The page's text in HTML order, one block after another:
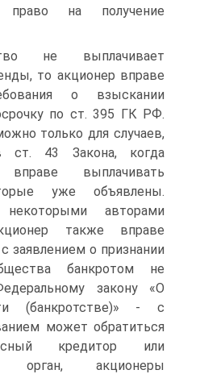
на получение
не выплачивает
то акционер вправе
о взыскании
по ст. 395 ГК РФ.
только для случаев,
ст. 43 Закона, когда
выплачивать
уже объявлены.
авторами
также вправе
заявлением о признании
банкротом не
закону «О
(банкротстве)» - с
может обратиться
кредитор или
орган, акционеры